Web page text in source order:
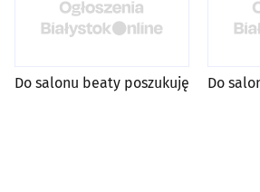
Do salonu beaty poszukuję Do